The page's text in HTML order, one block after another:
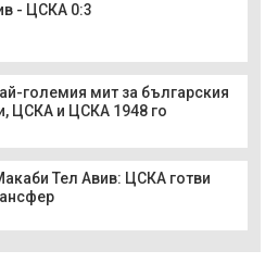
- ЦСКА 0:3
големия мит за българския
ЦСКА и ЦСКА 1948 го
Тел Авив: ЦСКА готви